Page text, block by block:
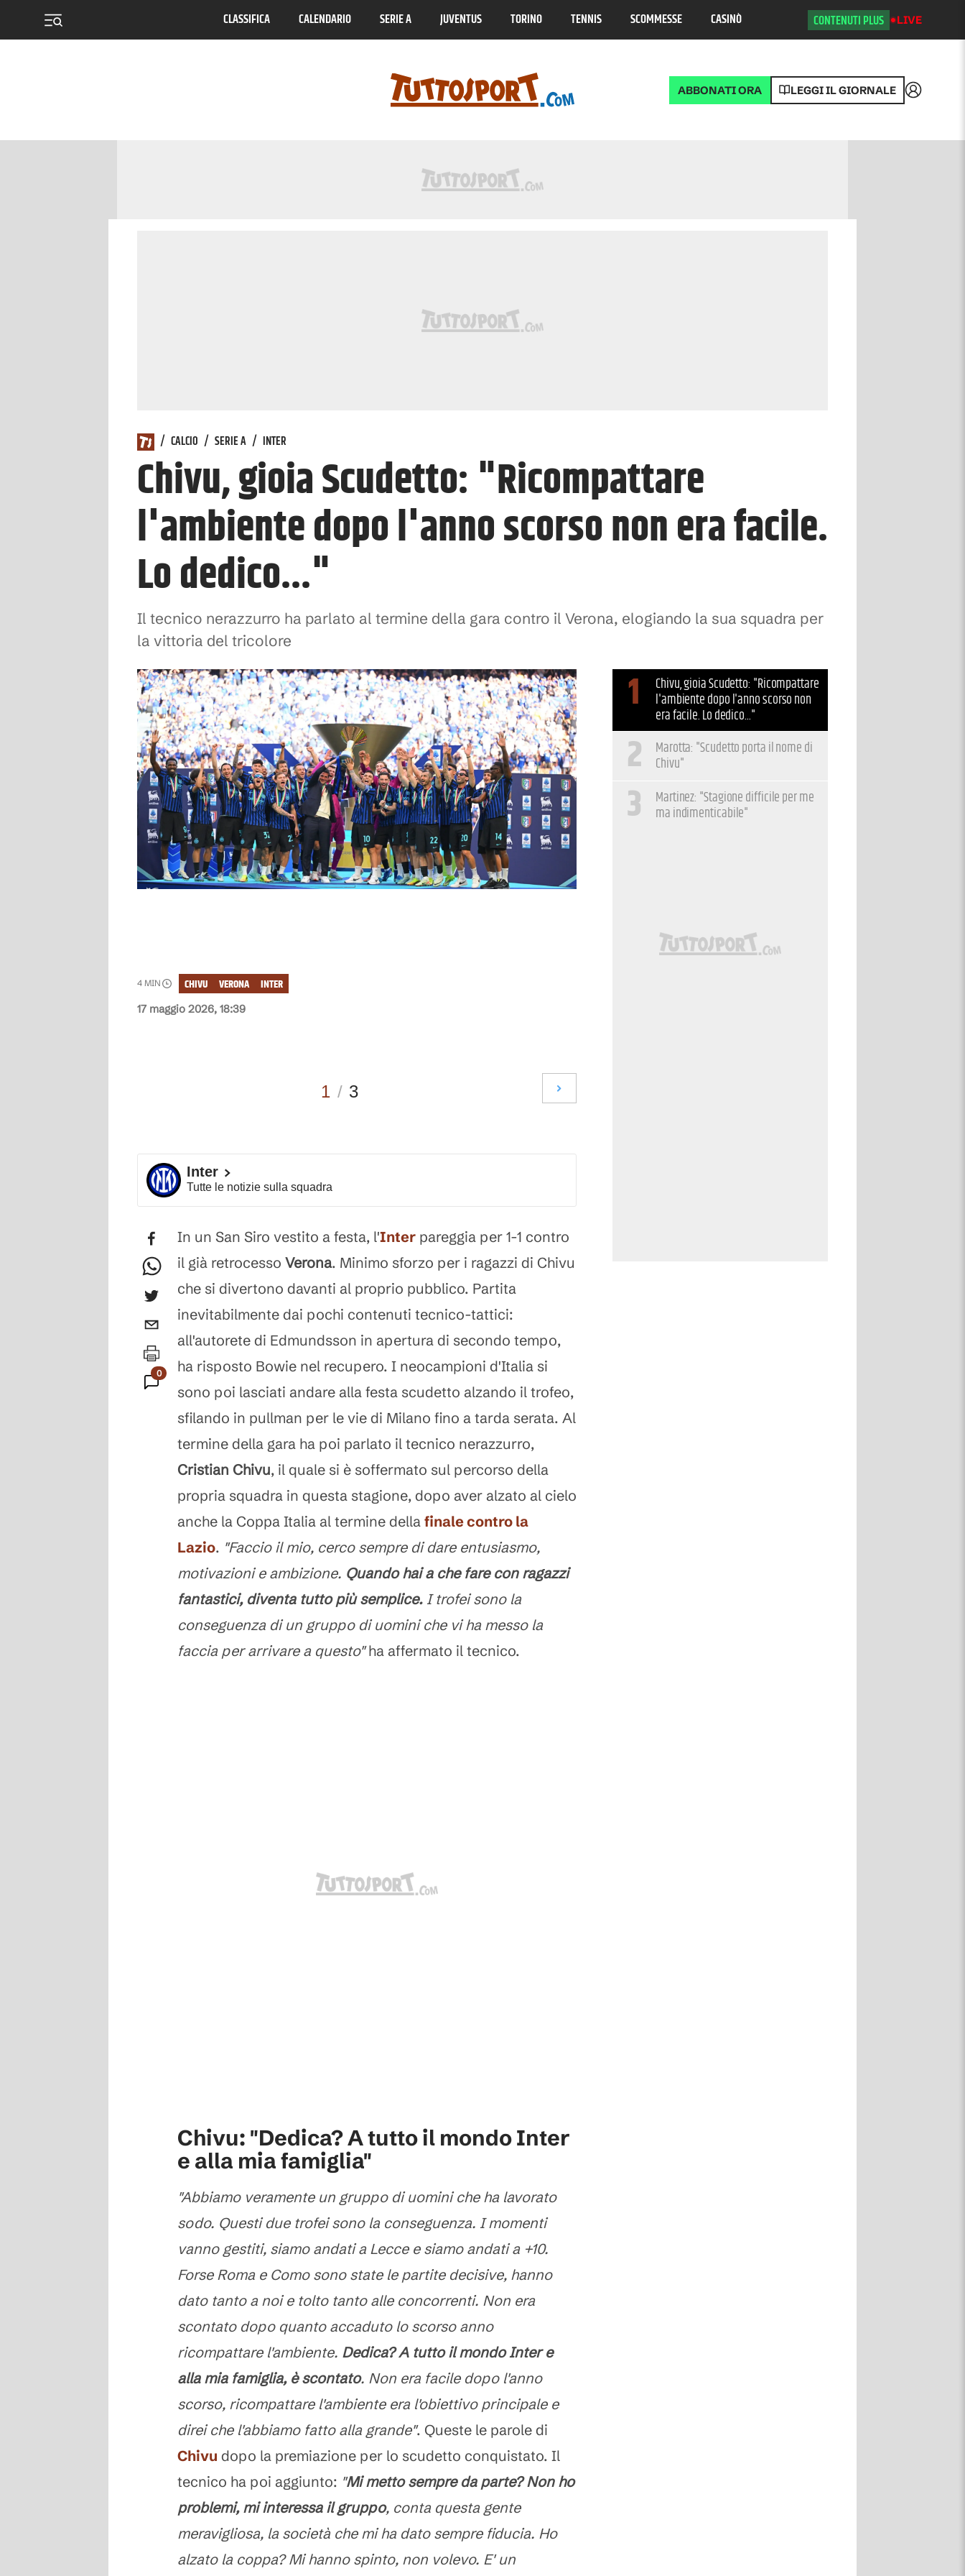
CLASSIFICA CALENDARIO SERIE A JUVENTUS TORINO TENNIS SCOMMESSE CASINÒ CONTENUTI PLUS LIVE
ABBONATI ORA LEGGI IL GIORNALE Accedi
/ CALCIO / SERIE A / INTER
Chivu, gioia Scudetto: "Ricompattare
l'ambiente dopo l'anno scorso non era facile.
Lo dedico..."
Il tecnico nerazzurro ha parlato al termine della gara contro il Verona, elogiando la sua squadra per
la vittoria del tricolore
17 maggio 2026, 18:39
4 MIN INTER
VERONA
CHIVU
1 / 3
Inter
Tutte le notizie sulla squadra
0
Commenti
In un San Siro vestito a festa, l'Inter pareggia per 1-1 contro
il già retrocesso Verona. Minimo sforzo per i ragazzi di Chivu
che si divertono davanti al proprio pubblico. Partita
inevitabilmente dai pochi contenuti tecnico-tattici:
all'autorete di Edmundsson in apertura di secondo tempo,
ha risposto Bowie nel recupero. I neocampioni d'Italia si
sono poi lasciati andare alla festa scudetto alzando il trofeo,
sfilando in pullman per le vie di Milano fino a tarda serata. Al
termine della gara ha poi parlato il tecnico nerazzurro,
Cristian Chivu, il quale si è soffermato sul percorso della
propria squadra in questa stagione, dopo aver alzato al cielo
anche la Coppa Italia al termine della finale contro la
Lazio. "Faccio il mio, cerco sempre di dare entusiasmo,
motivazioni e ambizione. Quando hai a che fare con ragazzi
fantastici, diventa tutto più semplice. I trofei sono la
conseguenza di un gruppo di uomini che vi ha messo la
faccia per arrivare a questo"ha affermato il tecnico.
Chivu: "Dedica? A tutto il mondo Inter
e alla mia famiglia"
"Abbiamo veramente un gruppo di uomini che ha lavorato
sodo. Questi due trofei sono la conseguenza. I momenti
vanno gestiti, siamo andati a Lecce e siamo andati a +10.
Forse Roma e Como sono state le partite decisive, hanno
dato tanto a noi e tolto tanto alle concorrenti. Non era
scontato dopo quanto accaduto lo scorso anno
ricompattare l'ambiente. Dedica? A tutto il mondo Inter e
alla mia famiglia, è scontato. Non era facile dopo l'anno
scorso, ricompattare l'ambiente era l'obiettivo principale e
direi che l'abbiamo fatto alla grande". Queste le parole di
Chivu dopo la premiazione per lo scudetto conquistato. Il
tecnico ha poi aggiunto: "Mi metto sempre da parte? Non ho
problemi, mi interessa il gruppo, conta questa gente
meravigliosa, la società che mi ha dato sempre fiducia. Ho
alzato la coppa? Mi hanno spinto, non volevo. E' un
1 Chivu, gioia Scudetto: "Ricompattare
l'ambiente dopo l'anno scorso non
era facile. Lo dedico..."
2 Marotta: "Scudetto porta il nome di
Chivu"
3 Martinez: "Stagione difficile per me
ma indimenticabile"